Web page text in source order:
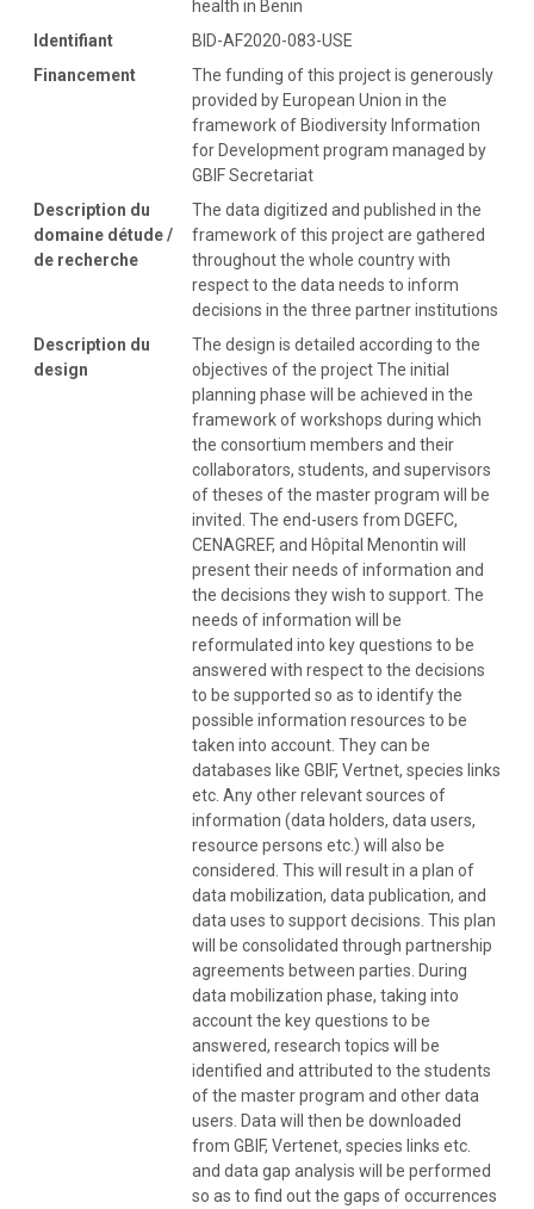
health in Benin
Identifiant
BID-AF2020-083-USE
Financement
The funding of this project is generously
provided by European Union in the
framework of Biodiversity Information
for Development program managed by
GBIF Secretariat
Description du
domaine détude /
de recherche
The data digitized and published in the
framework of this project are gathered
throughout the whole country with
respect to the data needs to inform
decisions in the three partner institutions
Description du
design
The design is detailed according to the
objectives of the project The initial
planning phase will be achieved in the
framework of workshops during which
the consortium members and their
collaborators, students, and supervisors
of theses of the master program will be
invited. The end-users from DGEFC,
CENAGREF, and Hôpital Menontin will
present their needs of information and
the decisions they wish to support. The
needs of information will be
reformulated into key questions to be
answered with respect to the decisions
to be supported so as to identify the
possible information resources to be
taken into account. They can be
databases like GBIF, Vertnet, species links
etc. Any other relevant sources of
information (data holders, data users,
resource persons etc.) will also be
considered. This will result in a plan of
data mobilization, data publication, and
data uses to support decisions. This plan
will be consolidated through partnership
agreements between parties. During
data mobilization phase, taking into
account the key questions to be
answered, research topics will be
identified and attributed to the students
of the master program and other data
users. Data will then be downloaded
from GBIF, Vertenet, species links etc.
and data gap analysis will be performed
so as to find out the gaps of occurrences